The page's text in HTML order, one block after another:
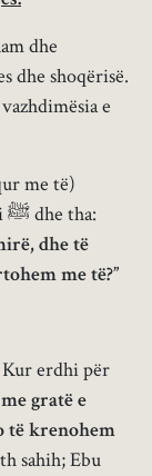
dhe
dhe shoqërisë.
e
me të)
transmetohet se një burrë erdhi te Profeti ﷺ dhe tha:
dhe të
me të?”
Kur erdhi për
gratë e
të krenohem
sahih; Ebu